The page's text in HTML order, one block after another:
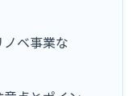
ベ事業な